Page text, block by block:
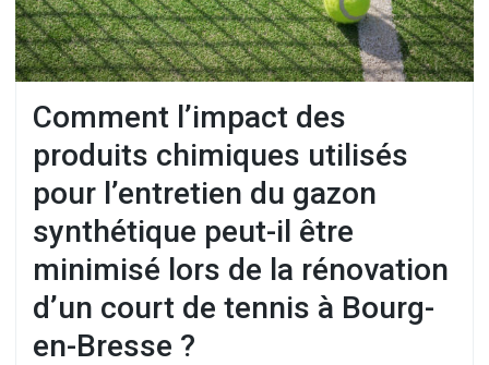
Comment l’impact des
produits chimiques utilisés
pour l’entretien du gazon
synthétique peut-il être
minimisé lors de la rénovation
d’un court de tennis à Bourg-
en-Bresse ?